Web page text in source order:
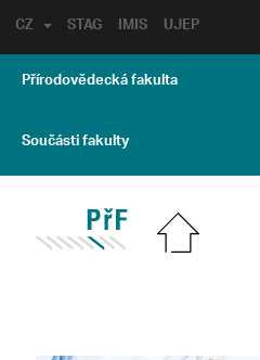
STAG IMIS UJEP
CZ
Přírodovědecká fakulta
Součásti fakulty